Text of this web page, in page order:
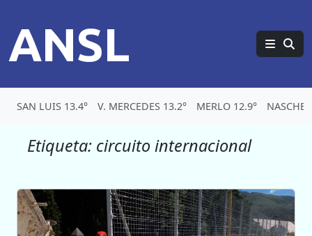
ANSL
SAN LUIS 13.4° V. MERCEDES 13.2° MERLO 12.9°
Etiqueta: circuito internacional